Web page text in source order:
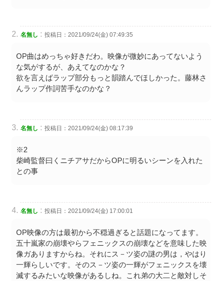
名無し : 投稿日：2021/09/24(金) 07:49:35
OP曲はめっちゃ好きだわ。映像が微妙にあってないよう
な気がするが、あえてなのかな？
欲を言えばラップ部分もっと韻踏んでほしかった。藤林さ
んラップ作詞苦手なのかな？
名無し : 投稿日：2021/09/24(金) 08:17:39
※2
柴崎監督曰くニチアサだからOPに明るいシーンを入れた
との事
名無し : 投稿日：2021/09/24(金) 17:00:01
OP映像の方は最初から不穏過ぎると話題になってます。
五十嵐家の崩壊やらフェニックスの崩壊などを意味した映
像ガありますからね。それにス－ツ姿の謎の男は，やはり
一輝らしいです。そのス－ツ姿の一輝がフェニックスを壊
滅するみたいな映像があるしね。これ弟の大二と敵対しそ